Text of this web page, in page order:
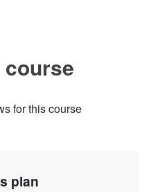
for this course
plan